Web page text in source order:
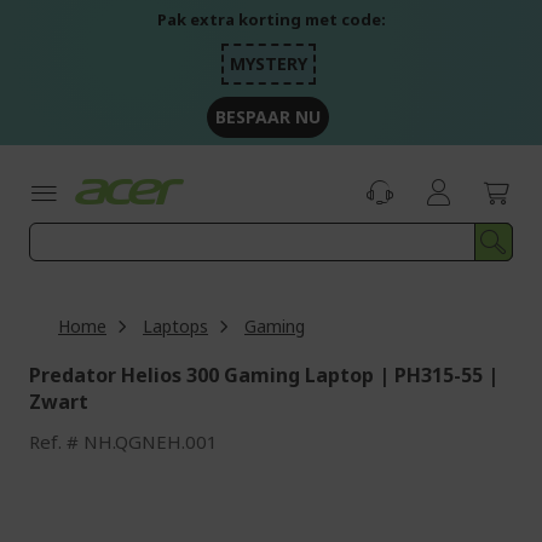
Pak extra korting met code:
MYSTERY
BESPAAR NU
Home Laptops Gaming
Predator Helios 300 Gaming Laptop | PH315-55 |
Zwart
Ref. NH.QGNEH.001